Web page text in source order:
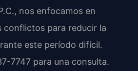
nos enfocamos en
conflictos para reducir la
este período difícil.
7747 para una consulta.